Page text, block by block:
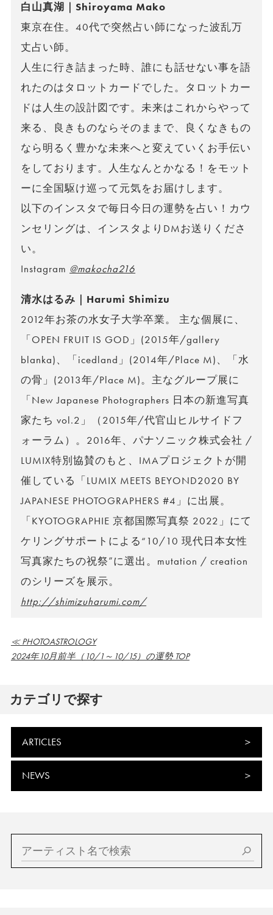
白山真湖｜Shiroyama Mako
東京在住。40代で突然占い師になった波乱万
丈占い師。
人生に行き詰まった時、誰にも話せない事を語
れたのはタロットカードでした。タロットカー
ドは人生の設計図です。未来はこれからやって
来る、良きものならそのままで、良くなきもの
なら明るく豊かな未来へと変えていくお手伝い
をしております。人生なんとかなる！をモット
ーに全国駆け巡って元気をお届けします。
以下のインスタで毎日今日の運勢を占い！カウ
ンセリングは、インスタよりDMお送りくださ
い。
Instagram @makocha216
清水はるみ｜Harumi Shimizu
2012年お茶の水女子大学卒業。 主な個展に、
「OPEN FRUIT IS GOD」(2015年/gallery
blanka)、「icedland」(2014年/Place M)、「水
の骨」(2013年/Place M)。主なグループ展に
「New Japanese Photographers 日本の新進写真
家たち vol.2」（2015年/代官山ヒルサイドフ
ォーラム）。2016年、パナソニック株式会社 /
LUMIX特別協賛のもと、IMAプロジェクトが開
催している「LUMIX MEETS BEYOND2020 BY
JAPANESE PHOTOGRAPHERS #4」に出展。
「KYOTOGRAPHIE 京都国際写真祭 2022」にて
ケリングサポートによる“10/10 現代日本女性
写真家たちの祝祭”に選出。mutation / creation
のシリーズを展示。
http://shimizuharumi.com/
≪ PHOTOASTROLOGY
2024年10月前半（10/1～10/15）の運勢 TOP
カテゴリで探す
ARTICLES
NEWS